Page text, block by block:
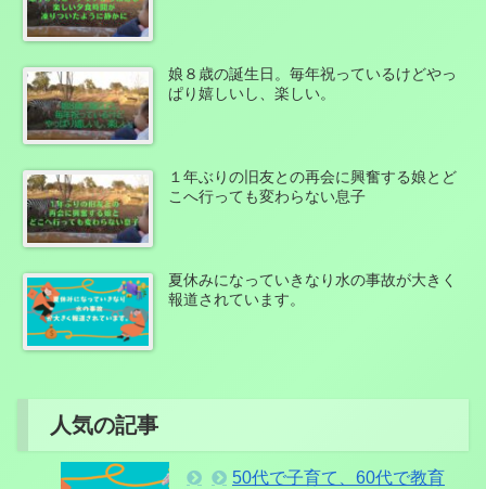
娘８歳の誕生日。毎年祝っているけどやっ
ぱり嬉しいし、楽しい。
１年ぶりの旧友との再会に興奮する娘とど
こへ行っても変わらない息子
夏休みになっていきなり水の事故が大きく
報道されています。
人気の記事
50代で子育て、60代で教育